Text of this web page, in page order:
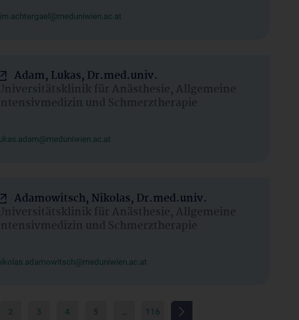
Adam, Lukas, Dr.med.univ.
für Anästhesie, Allgemeine
und Schmerztherapie
Adamowitsch, Nikolas, Dr.med.univ.
für Anästhesie, Allgemeine
und Schmerztherapie
2 3 4 5 … 116